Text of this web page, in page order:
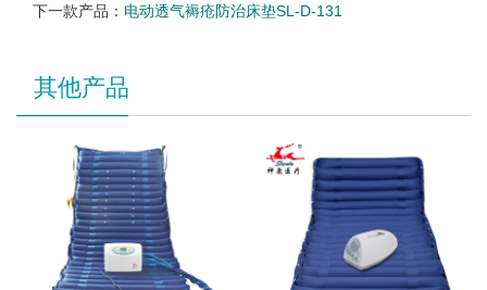
下一款产品： 电动透气褥疮防治床垫SL-D-131
其他产品